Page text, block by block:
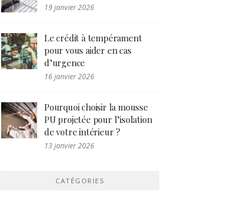
19 janvier 2026
Le crédit à tempérament
pour vous aider en cas
d’urgence
16 janvier 2026
Pourquoi choisir la mousse
PU projetée pour l’isolation
de votre intérieur ?
13 janvier 2026
CATÉGORIES